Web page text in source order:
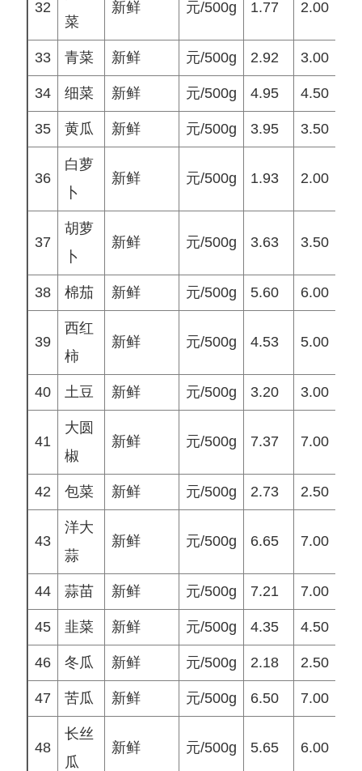
32
菜
新鲜 元/500g 1.77 2.00
33 青菜 新鲜 元/500g 2.92 3.00
34 细菜 新鲜 元/500g 4.95 4.50
35 黄瓜 新鲜 元/500g 3.95 3.50
36
白萝
卜
新鲜 元/500g 1.93 2.00
37
胡萝
卜
新鲜 元/500g 3.63 3.50
38 棉茄 新鲜 元/500g 5.60 6.00
39
西红
柿
新鲜 元/500g 4.53 5.00
40 土豆 新鲜 元/500g 3.20 3.00
41
大圆
椒
新鲜 元/500g 7.37 7.00
42 包菜 新鲜 元/500g 2.73 2.50
43
洋大
蒜
新鲜 元/500g 6.65 7.00
44 蒜苗 新鲜 元/500g 7.21 7.00
45 韭菜 新鲜 元/500g 4.35 4.50
46 冬瓜 新鲜 元/500g 2.18 2.50
47 苦瓜 新鲜 元/500g 6.50 7.00
48
长丝
瓜
新鲜 元/500g 5.65 6.00